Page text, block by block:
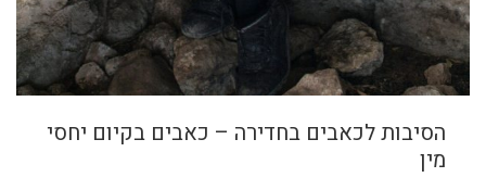
הסיבות לכאבים בחדירה – כאבים בקיום יחסי
מין